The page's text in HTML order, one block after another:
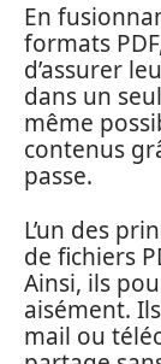
En
formats
d’assurer
dans un
même
contenus
passe.
L’un des
de fichiers
Ainsi, ils
aisément.
mail ou